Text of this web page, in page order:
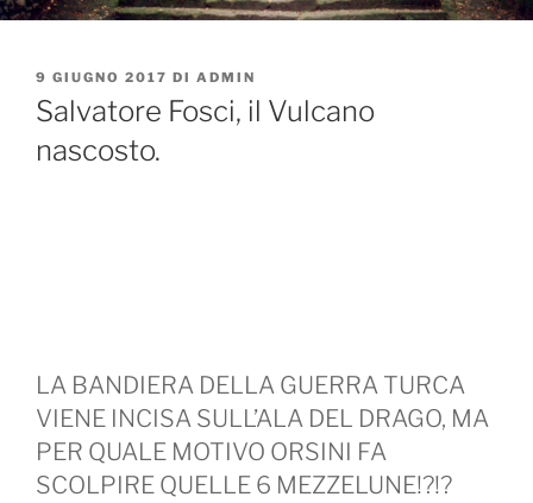
PUBBLICATO
IL
9 GIUGNO 2017 DI ADMIN
Salvatore Fosci, il Vulcano
nascosto.
LA BANDIERA DELLA GUERRA TURCA
VIENE INCISA SULL’ALA DEL DRAGO, MA
PER QUALE MOTIVO ORSINI FA
SCOLPIRE QUELLE 6 MEZZELUNE!?!?